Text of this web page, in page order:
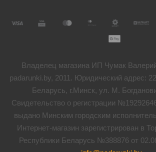
Владелец магазина ИП Чумак
padarunki.by, 2011. Юридический адрес:
Беларусь, г.Минск, ул. М.
Свидетельство о регистрации
выдано Минским городским
Интернет-магазин зарегистрирован в
Республики Беларусь №388876 от